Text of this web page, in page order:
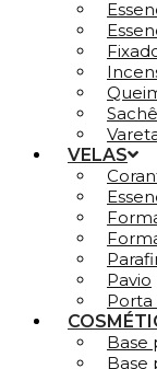
Sachê
VELAS
Pavio
Porta
Base
Base